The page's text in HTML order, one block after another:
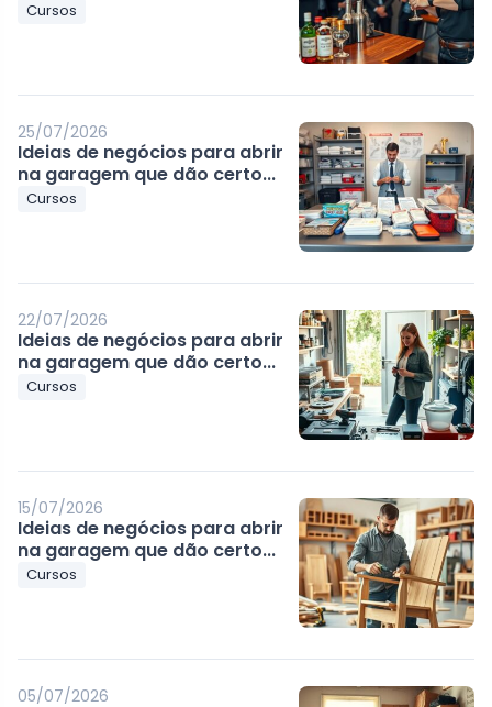
Cursos
25/07/2026
Ideias de negócios para abrir
na garagem que dão certo...
Cursos
22/07/2026
Ideias de negócios para abrir
na garagem que dão certo...
Cursos
15/07/2026
Ideias de negócios para abrir
na garagem que dão certo...
Cursos
05/07/2026